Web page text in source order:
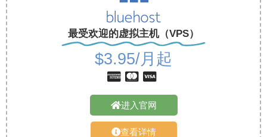
最受欢迎的虚拟主机（VPS）
$3.95/月起
进入官网
查看详情